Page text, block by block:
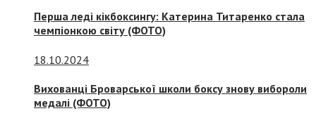
Перша леді кікбоксингу: Катерина Титаренко стала
чемпіонкою світу (ФОТО)
18.10.2024
Вихованці Броварської школи боксу знову вибороли
медалі (ФОТО)